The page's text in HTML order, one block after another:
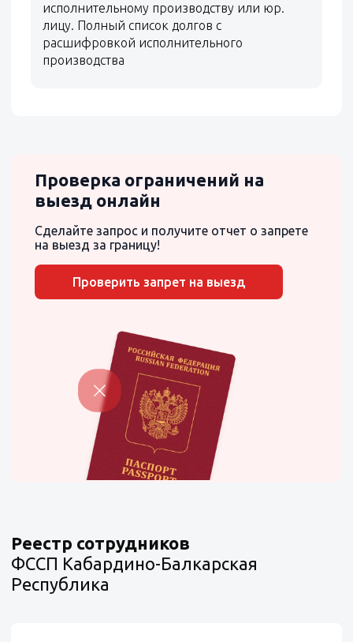
исполнительному производству или юр.
лицу. Полный список долгов с
расшифровкой исполнительного
производства
Проверка ограничений на
выезд онлайн
Сделайте запрос и получите отчет о запрете
на выезд за границу!
Проверить запрет на выезд
Реестр сотрудников
ФССП Кабардино-Балкарская
Республика